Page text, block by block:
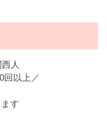
人
回以上／
す